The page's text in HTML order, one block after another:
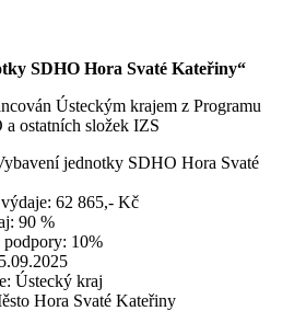
SDHO Hora Svaté Kateřiny“
Ústeckým krajem z Programu
ostatních složek IZS
jednotky SDHO Hora Svaté
62 865,- Kč
90 %
podpory: 10%
Ústecký kraj
Hora Svaté Kateřiny